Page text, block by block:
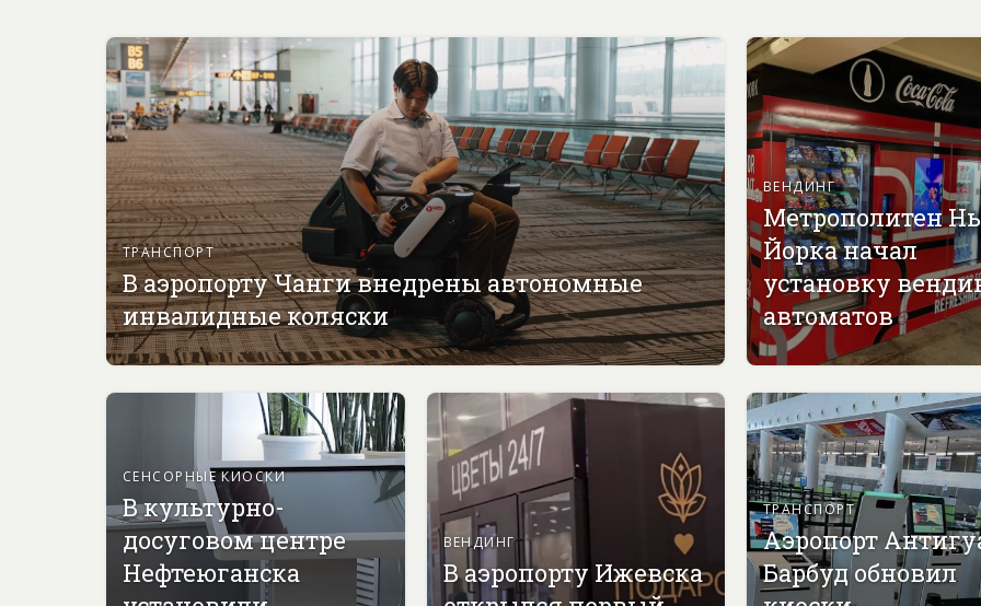
ТРАНСПОРТ
В аэропорту Чанги внедрены автономные
инвалидные коляски
ВЕНДИНГ
Метрополитен
Йорка начал
установку
автоматов
СЕНСОРНЫЕ КИОСКИ
В культурно-
досуговом центре
Нефтеюганска
ВЕНДИНГ
В аэропорту Ижевска
ТРАНСПОРТ
Аэропорт
Барбуд обновил